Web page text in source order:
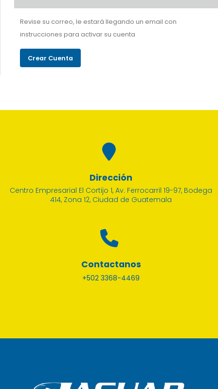
Revise su correo, le estará llegando un email con
instrucciones para activar su cuenta
Dirección
Centro Empresarial El Cortijo 1, Av. Ferrocarril 19-97, Bodega
414, Zona 12, Ciudad de Guatemala
Contactanos
+502 3368-4469